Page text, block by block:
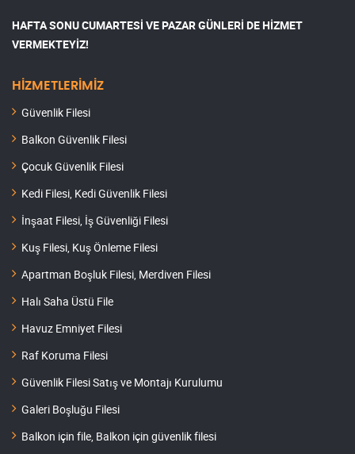
HAFTA SONU CUMARTESİ VE PAZAR GÜNLERİ DE HİZMET
VERMEKTEYİZ!
HİZMETLERİMİZ
Güvenlik Filesi
Balkon Güvenlik Filesi
Çocuk Güvenlik Filesi
Kedi Filesi, Kedi Güvenlik Filesi
İnşaat Filesi, İş Güvenliği Filesi
Kuş Filesi, Kuş Önleme Filesi
Apartman Boşluk Filesi, Merdiven Filesi
Halı Saha Üstü File
Havuz Emniyet Filesi
Raf Koruma Filesi
Güvenlik Filesi Satış ve Montajı Kurulumu
Galeri Boşluğu Filesi
Balkon için file, Balkon için güvenlik filesi